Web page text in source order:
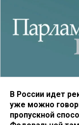
В России идет
уже можно
пропускной